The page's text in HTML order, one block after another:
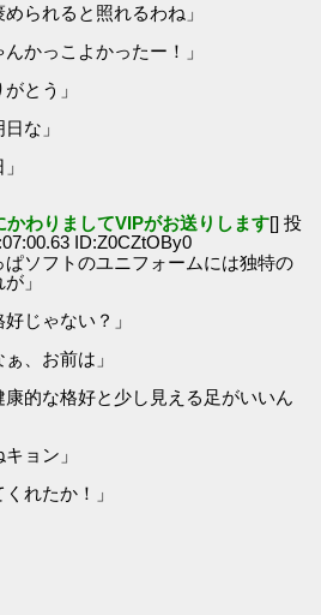
られると照れるわね」
かっこよかったー！」
とう」
な」
かわりましてVIPがお送りします[] 投
ID:Z0CZtOBy0
ソフトのユニフォームには独特の
」
じゃない？」
、お前は」
的な格好と少し見える足がいいん
ョン」
れたか！」